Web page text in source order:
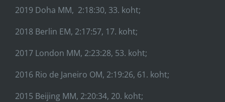
2019 Doha MM, 2:18:30, 33. koht;
2018 Berlin EM, 2:17:57, 17. koht;
2017 London MM, 2:23:28, 53. koht;
2016 Rio de Janeiro OM, 2:19:26, 61. koht;
2015 Beijing MM, 2:20:34, 20. koht;